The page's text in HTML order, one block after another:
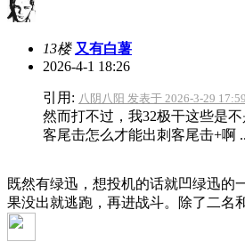
13楼 又有白薯
2026-4-1 18:26
引用: 八阴八阳 发表于 2026-3-29 17:59
然而打不过，我32极干这些是
客尾击怎么才能出刺客尾击+啊
既然有绿迅，想投机的话就凹绿迅的
果没出就逃跑，再进战斗。除了二名